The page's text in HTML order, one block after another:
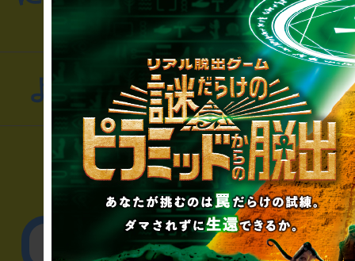
よくあるお問い合わせ
▼一般のお客様
公演内容、チケット